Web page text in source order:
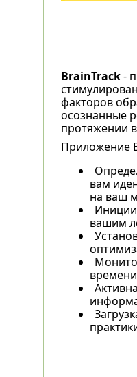
BrainTrack-
факторов
осознанные
протяжении
Приложение
вам
на ваш
вашим